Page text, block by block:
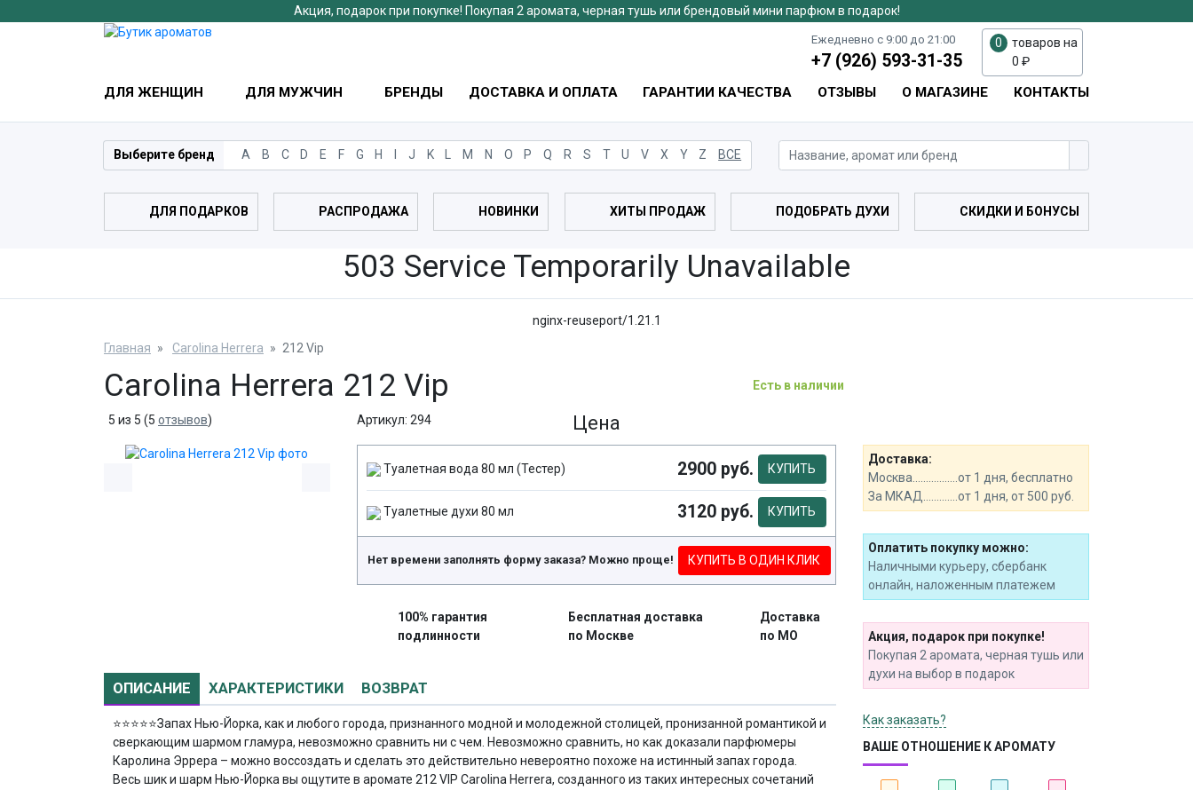
Акция, подарок при покупке! Покупая 2 аромата, черная тушь или брендовый мини парфюм в подарок!
Ежедневно с 9:00 до 21:00
+7 (926) 593-31-35
0
товаров на
0 ₽
ДЛЯ ЖЕНЩИН ДЛЯ МУЖЧИН БРЕНДЫ ДОСТАВКА И ОПЛАТА ГАРАНТИИ КАЧЕСТВА ОТЗЫВЫ О МАГАЗИНЕ КОНТАКТЫ
Выберите бренд A B C D E F G H J K L M N O P Q R S T U V X Y Z ВСЕ
ДЛЯ ПОДАРКОВ РАСПРОДАЖА НОВИНКИ ХИТЫ ПРОДАЖ ПОДОБРАТЬ ДУХИ СКИДКИ И БОНУСЫ
503 Service Temporarily Unavailable
nginx-reuseport/1.21.1
Главная
Carolina Herrera 212 Vip
Carolina Herrera 212 Vip Есть в наличии
5 из 5 (5 отзывов) Артикул: 294 Цена
Туалетная вода 80 мл (Тестер) 2900 руб. КУПИТЬ
Туалетные духи 80 мл 3120 руб. КУПИТЬ
Нет времени заполнять форму заказа? Можно проще! КУПИТЬ В ОДИН КЛИК
100% гарантия
подлинности
Бесплатная доставка
по Москве
Доставка
по МО
ОПИСАНИЕ ХАРАКТЕРИСТИКИ ВОЗВРАТ
⭐⭐⭐⭐⭐Запах Нью-Йорка, как и любого города, признанного модной и молодежной столицей, пронизанной романтикой и
сверкающим шармом гламура, невозможно сравнить ни с чем. Невозможно сравнить, но как доказали парфюмеры
Каролина Эррера – можно воссоздать и сделать это действительно невероятно похоже на истинный запах города.
Весь шик и шарм Нью-Йорка вы ощутите в аромате 212 VIP Carolina Herrera, созданного из таких интересных сочетаний
Доставка:
Москва.................от 1 дня, бесплатно
За МКАД.............от 1 дня, от 500 руб.
Оплатить покупку можно:
Наличными курьеру, сбербанк
онлайн, наложенным платежем
Акция, подарок при покупке!
Покупая 2 аромата, черная тушь или
духи на выбор в подарок
Как заказать?
ВАШЕ ОТНОШЕНИЕ К АРОМАТУ